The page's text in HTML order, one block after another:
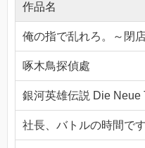
作品名
俺の指で乱れろ。～閉
啄木鳥探偵處
銀河英雄伝説 Die Neue
社長、バトルの時間です